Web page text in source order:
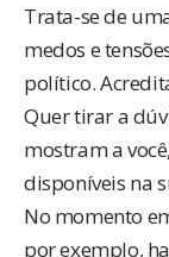
Trata-se de
medos e
político.
Quer tirar a
mostram a
disponíveis na
No momento
por exemplo,